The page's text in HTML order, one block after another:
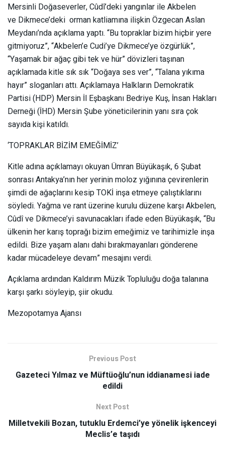
Mersinli Doğaseverler, Cûdî’deki yangınlar ile Akbelen
ve Dikmece’deki orman katliamına ilişkin Özgecan Aslan
Meydanı’nda açıklama yaptı. “Bu topraklar bizim hiçbir yere
gitmiyoruz”, “Akbelen’e Cudi’ye Dikmece’ye özgürlük”,
“Yaşamak bir ağaç gibi tek ve hür” dövizleri taşınan
açıklamada kitle sık sık “Doğaya ses ver”, “Talana yıkıma
hayır” sloganları attı. Açıklamaya Halkların Demokratik
Partisi (HDP) Mersin İl Eşbaşkanı Bedriye Kuş, İnsan Hakları
Derneği (İHD) Mersin Şube yöneticilerinin yanı sıra çok
sayıda kişi katıldı.
‘TOPRAKLAR BİZİM EMEĞİMİZ’
Kitle adına açıklamayı okuyan Ümran Büyükaşık, 6 Şubat
sonrası Antakya’nın her yerinin moloz yığınına çevirenlerin
şimdi de ağaçlarını kesip TOKİ inşa etmeye çalıştıklarını
söyledi. Yağma ve rant üzerine kurulu düzene karşı Akbelen,
Cûdî ve Dikmece’yi savunacakları ifade eden Büyükaşık, “Bu
ülkenin her karış toprağı bizim emeğimiz ve tarihimizle inşa
edildi. Bize yaşam alanı dahi bırakmayanları gönderene
kadar mücadeleye devam” mesajını verdi.
Açıklama ardından Kaldırım Müzik Topluluğu doğa talanına
karşı şarkı söyleyip, şiir okudu.
Mezopotamya Ajansı
Previous Post
Gazeteci Yılmaz ve Müftüoğlu’nun iddianamesi iade
edildi
Next Post
Milletvekili Bozan, tutuklu Erdemci’ye yönelik işkenceyi
Meclis’e taşıdı